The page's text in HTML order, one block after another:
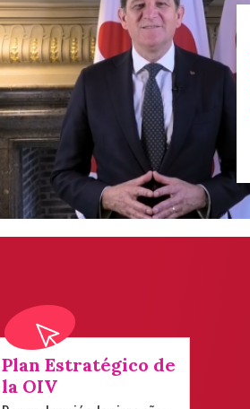
Plan Estratégico de
la OIV